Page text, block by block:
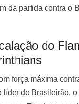
da partida contra o
do
força máxima
líder do Brasileirão,